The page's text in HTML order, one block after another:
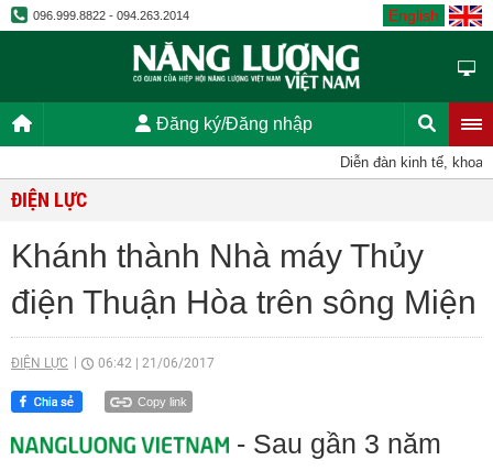
096.999.8822 - 094.263.2014 English
Đăng ký/Đăng nhập
Diễn đàn kinh tế, khoa
ĐIỆN LỰC
Khánh thành Nhà máy Thủy
điện Thuận Hòa trên sông Miện
ĐIỆN LỰC 06:42 21/06/2017
Copy link
- Sau gần 3 năm